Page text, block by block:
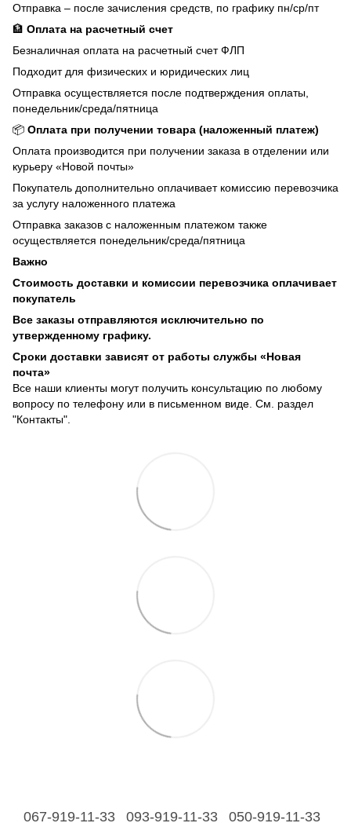
Отправка – после зачисления средств, по графику пн/ср/пт
🏦 Оплата на расчетный счет
Безналичная оплата на расчетный счет ФЛП
Подходит для физических и юридических лиц
Отправка осуществляется после подтверждения оплаты,
понедельник/среда/пятница
📦 Оплата при получении товара (наложенный платеж)
Оплата производится при получении заказа в отделении или
курьеру «Новой почты»
Покупатель дополнительно оплачивает комиссию перевозчика
за услугу наложенного платежа
Отправка заказов с наложенным платежом также
осуществляется понедельник/среда/пятница
Важно
Стоимость доставки и комиссии перевозчика оплачивает
покупатель
Все заказы отправляются исключительно по
утвержденному графику.
Сроки доставки зависят от работы службы «Новая
почта»
Все наши клиенты могут получить консультацию по любому
вопросу по телефону или в письменном виде. См. раздел
"Контакты".
067-919-11-33 093-919-11-33 050-919-11-33